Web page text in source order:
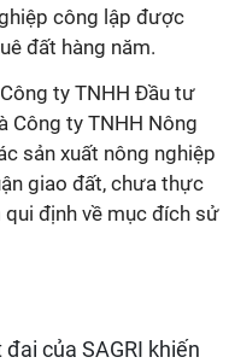
công lập được
đất hàng năm.
Công ty TNHH Đầu tư
Công ty TNHH Nông
sản xuất nông nghiệp
giao đất, chưa thực
qui định về mục đích sử